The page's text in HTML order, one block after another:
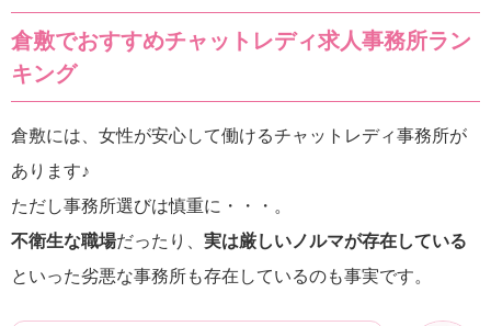
倉敷でおすすめチャットレディ求人事務所ラン
キング
倉敷には、女性が安心して働けるチャットレディ事務所が
あります♪
ただし事務所選びは慎重に・・・。
不衛生な職場だったり、 実は厳しいノルマが存在している
といった劣悪な事務所も存在しているのも事実です。